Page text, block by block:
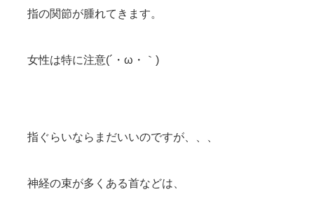
指の関節が腫れてきます。
女性は特に注意(´・ω・｀)
指ぐらいならまだいいのですが、、、
神経の束が多くある首などは、